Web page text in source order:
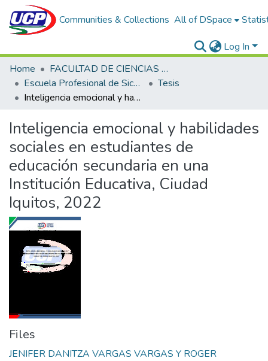
Communities & Collections All of DSpace
Log In
Home
FACULTAD DE CIENCIAS DE LA SALUD
Escuela Profesional de Sicología
Tesis
Inteligencia emocional y habilidades sociales en estudiantes de educación secundaria en una Institución Educativa, Ciudad Iquitos, 2022
Inteligencia emocional y habilidades
sociales en estudiantes de
educación secundaria en una
Institución Educativa, Ciudad
Iquitos, 2022
Files
JENIFER DANITZA VARGAS VARGAS Y ROGER